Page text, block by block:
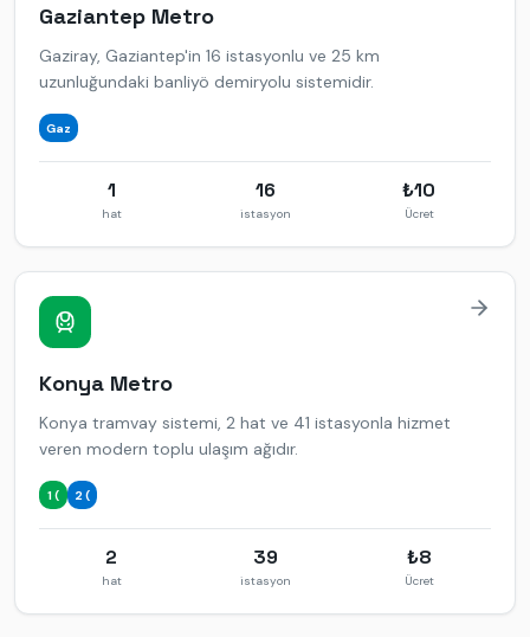
Gaziantep Metro
Gaziray, Gaziantep'in 16 istasyonlu ve 25 km
uzunluğundaki banliyö demiryolu sistemidir.
Gaz
1
hat
16
istasyon
₺10
Ücret
Konya Metro
Konya tramvay sistemi, 2 hat ve 41 istasyonla hizmet
veren modern toplu ulaşım ağıdır.
1 ( 2 (
2
hat
39
istasyon
₺8
Ücret